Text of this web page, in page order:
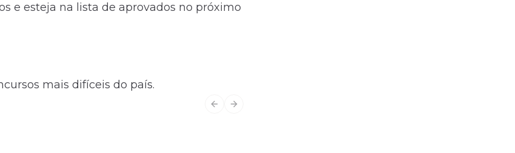
e esteja na lista de aprovados no próximo
mais difíceis do país.
Previous slide
Next slide